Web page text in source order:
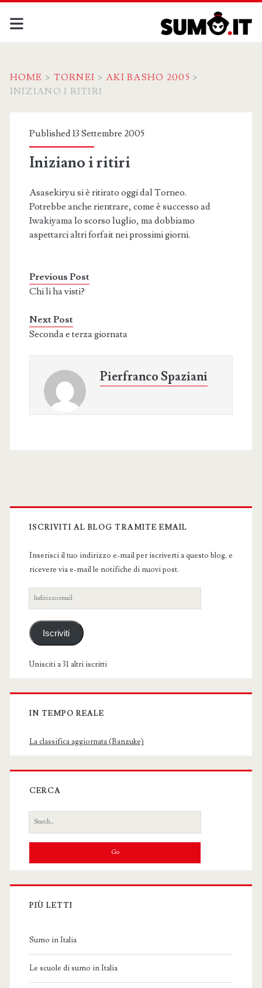
HOME > TORNEI >AKI BASHO 2005 >
INIZIANO I RITIRI
Published 13 Settembre 2005
Iniziano i ritiri
Asasekiryu si è ritirato oggi dal Torneo.
Potrebbe anche rientrare, come è successo ad
Iwakiyama lo scorso luglio, ma dobbiamo
aspettarci altri forfait nei prossimi giorni.
Previous Post
Chi li ha visti?
Next Post
Seconda e terza giornata
Pierfranco Spaziani
Primary
Sidebar
ISCRIVITI AL BLOG TRAMITE EMAIL
Inserisci il tuo indirizzo e-mail per iscriverti a questo blog, e
ricevere via e-mail le notifiche di nuovi post.
Indirizzo
email
Iscriviti
Unisciti a 31 altri iscritti
IN TEMPO REALE
La classifica aggiornata (Banzuke)
CERCA
Search
for:
PIÙ LETTI
Sumo in Italia
Le scuole di sumo in Italia